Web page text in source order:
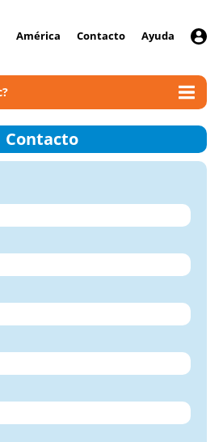
América Contacto Ayuda
Contacto